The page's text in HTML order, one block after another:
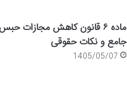
ماده ۶ قانون کاهش مجازات
جامع و نکات حقوقی
1405/05/07